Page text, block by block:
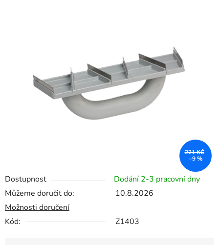
Dostupnost
Dodání 2-3 pracovní dny
Můžeme doručit do:
10.8.2026
Možnosti doručení
Kód:
Z1403
hvězdiček.
221 KČ
–9 %